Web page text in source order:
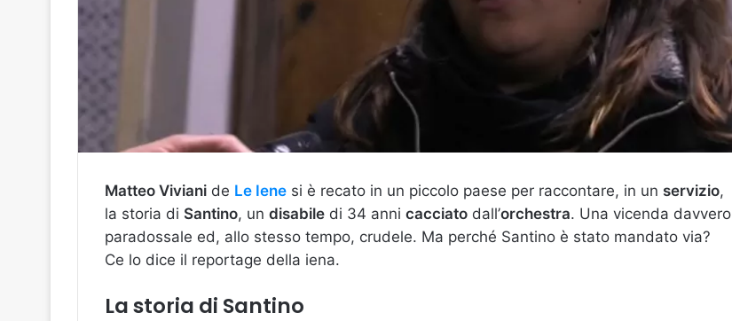
Matteo Viviani de Le Iene si è recato in un piccolo paese per raccontare, in un servizio,
la storia di Santino, un disabile di 34 anni cacciato dall’orchestra. Una vicenda davvero
paradossale ed, allo stesso tempo, crudele. Ma perché Santino è stato mandato via?
Ce lo dice il reportage della iena.
La storia di Santino